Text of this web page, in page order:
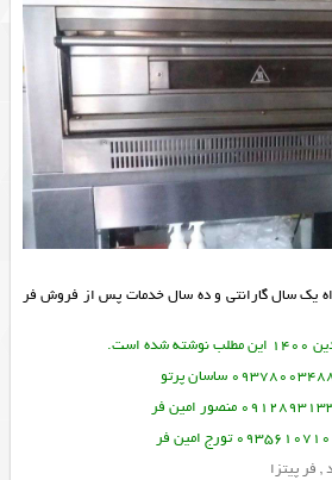
یک سال گارانتی و ده سال خدمات پس از فروش فر
, فر پیتزا